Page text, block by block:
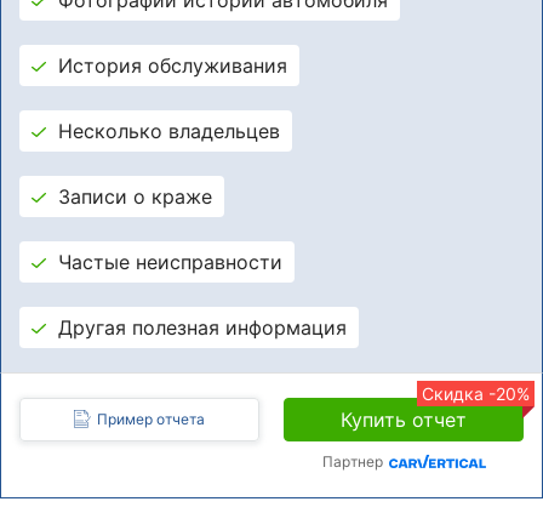
История обслуживания
Несколько владельцев
Записи о краже
Частые неисправности
Другая полезная информация
Пример отчета
Скидка -20%
Купить отчет
Партнер